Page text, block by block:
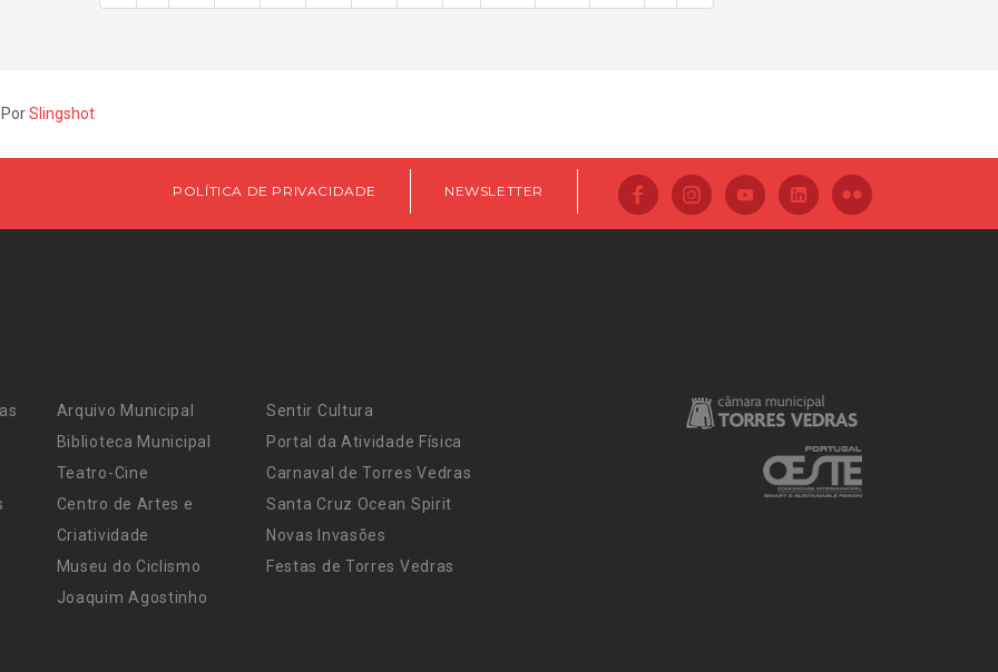
Slingshot
POLÍTICA DE PRIVACIDADE NEWSLETTER
Arquivo Municipal
Biblioteca Municipal
Teatro-Cine
Centro de Artes e
Criatividade
Museu do Ciclismo
Joaquim Agostinho
Sentir Cultura
Portal da Atividade Física
Carnaval de Torres Vedras
Santa Cruz Ocean Spirit
Novas Invasões
Festas de Torres Vedras